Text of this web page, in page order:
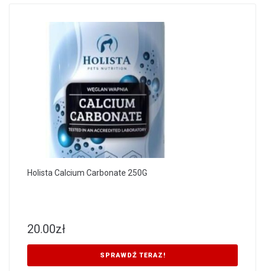
Holista Calcium Carbonate 250G
20.00zł
SPRAWDŹ TERAZ!